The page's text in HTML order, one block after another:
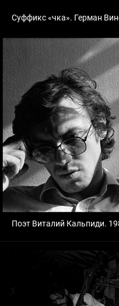
Суффикс «чка». Герман
Поэт Виталий Кальпиди.